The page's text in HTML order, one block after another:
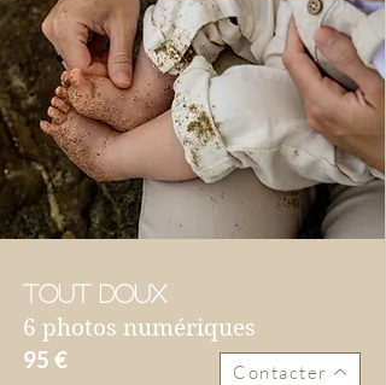
Tout doux
6 photos numériques
95 €
Contacter